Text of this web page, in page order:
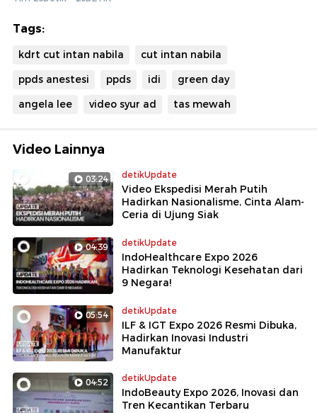
Tags:
kdrt cut intan nabila
cut intan nabila
ppds anestesi
ppds idi
green day
angela lee
video syur ad tas mewah
Video Lainnya
03:24 detikUpdate
Video Ekspedisi Merah Putih
Hadirkan Nasionalisme, Cinta Alam-
Ceria di Ujung Siak
04:39 detikUpdate
IndoHealthcare Expo 2026
Hadirkan Teknologi Kesehatan dari
9 Negara!
05:54 detikUpdate
ILF & IGT Expo 2026 Resmi Dibuka,
Hadirkan Inovasi Industri
Manufaktur
04:52 detikUpdate
IndoBeauty Expo 2026, Inovasi dan
Tren Kecantikan Terbaru